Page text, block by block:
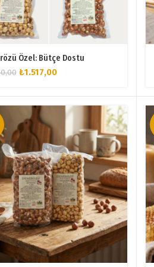
Özel: Bütçe Dostu
Orijinal
₺1.850,00.
₺1.517,00Şu
fiyat:
₺1.517,00.